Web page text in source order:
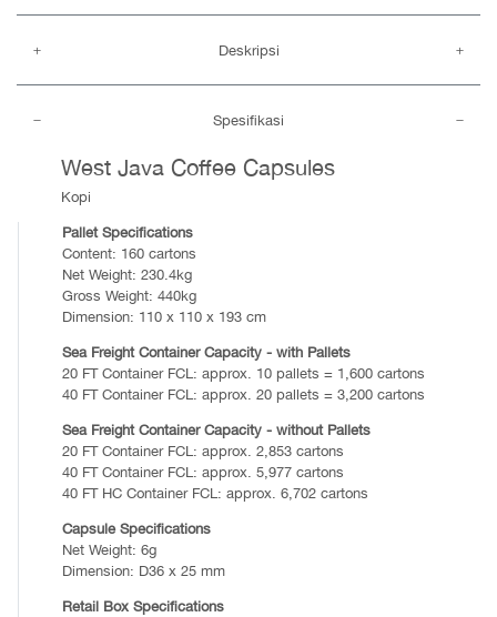
Deskripsi
Spesifikasi
West Java Coffee Capsules
Kopi
Pallet Specifications
Content: 160 cartons
Net Weight: 230.4kg
Gross Weight: 440kg
Dimension: 110 x 110 x 193 cm
Sea Freight Container Capacity - with Pallets
20 FT Container FCL: approx. 10 pallets = 1,600 cartons
40 FT Container FCL: approx. 20 pallets = 3,200 cartons
Sea Freight Container Capacity - without Pallets
20 FT Container FCL: approx. 2,853 cartons
40 FT Container FCL: approx. 5,977 cartons
40 FT HC Container FCL: approx. 6,702 cartons
Capsule Specifications
Net Weight: 6g
Dimension: D36 x 25 mm
Retail Box Specifications